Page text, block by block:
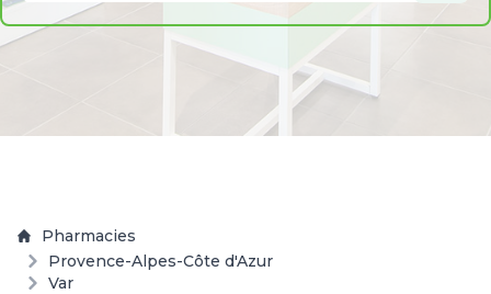
Pharmacies
Provence-Alpes-Côte d'Azur
Var